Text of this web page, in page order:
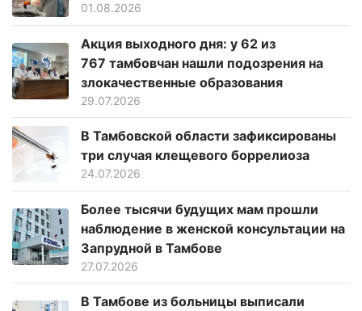
01.08.2026
Акция выходного дня: у 62 из
767 тамбовчан нашли подозрения на
злокачественные образования
29.07.2026
В Тамбовской области зафиксированы
три случая клещевого боррелиоза
24.07.2026
Более тысячи будущих мам прошли
наблюдение в женской консультации на
Запрудной в Тамбове
27.07.2026
В Тамбове из больницы выписали